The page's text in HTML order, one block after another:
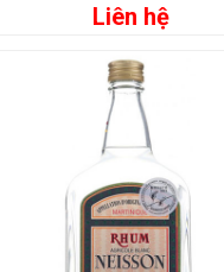
Đọc tiếp
Liên hệ